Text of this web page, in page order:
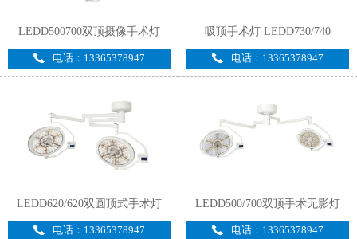
LEDD500700双顶摄像手术灯
电话：13365378947
吸顶手术灯 LEDD730/740
电话：13365378947
LEDD620/620双圆顶式手术灯
电话：13365378947
LEDD500/700双顶手术无影灯
电话：13365378947